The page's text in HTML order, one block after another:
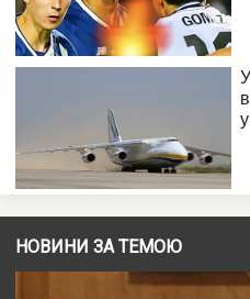
НОВИНИ ЗА ТЕМОЮ